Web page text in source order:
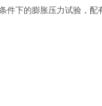
件下的膨胀压力试验，配